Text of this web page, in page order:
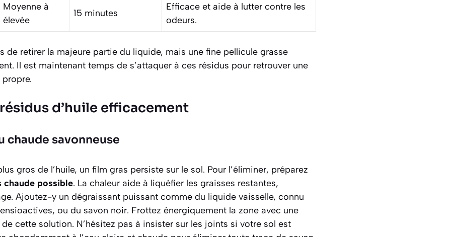
Moyenne à
élevée
15 minutes
Efficace et aide à lutter contre les
odeurs.
de retirer la majeure partie du liquide, mais une fine pellicule grasse
Il est maintenant temps de s’attaquer à ces résidus pour retrouver une
d’huile efficacement
chaude savonneuse
gros de l’huile, un film gras persiste sur le sol. Pour l’éliminer, préparez
chaude possible. La chaleur aide à liquéfier les graisses restantes,
Ajoutez-y un dégraissant puissant comme du liquide vaisselle, connu
ou du savon noir. Frottez énergiquement la zone avec une
cette solution. N’hésitez pas à insister sur les joints si votre sol est